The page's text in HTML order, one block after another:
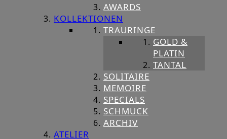
AWARDS
KOLLEKTIONEN
TRAURINGE
GOLD &
PLATIN
TANTAL
SOLITAIRE
MEMOIRE
SPECIALS
SCHMUCK
ARCHIV
ATELIER